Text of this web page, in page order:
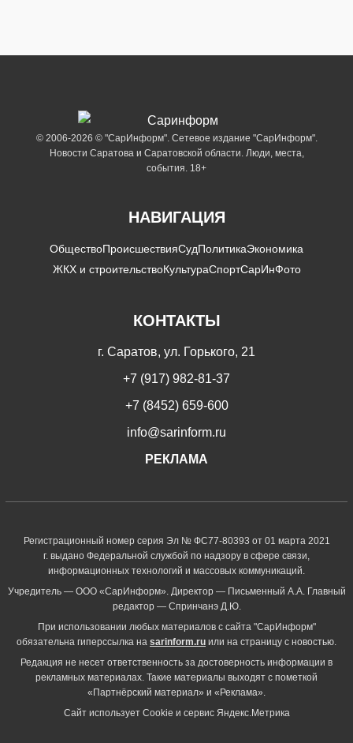
© 2006-2026 © "СарИнформ". Сетевое издание "СарИнформ".
Новости Саратова и Саратовской области. Люди, места,
события. 18+
НАВИГАЦИЯ
ОбществоПроисшествияСудПолитикаЭкономика
ЖКХ и строительствоКультураСпортСарИнФото
КОНТАКТЫ
г. Саратов, ул. Горького, 21
+7 (917) 982-81-37
+7 (8452) 659-600
info@sarinform.ru
РЕКЛАМА
Регистрационный номер серия Эл № ФС77-80393 от 01 марта 2021
г. выдано Федеральной службой по надзору в сфере связи,
информационных технологий и массовых коммуникаций.
Учредитель — ООО «СарИнформ». Директор — Письменный А.А. Главный
редактор — Спринчанэ Д.Ю.
При использовании любых материалов с сайта "СарИнформ"
обязательна гиперссылка на sarinform.ru или на страницу с новостью.
Редакция не несет ответственность за достоверность информации в
рекламных материалах. Такие материалы выходят с пометкой
«Партнёрский материал» и «Реклама».
Сайт использует Cookie и сервиc Яндекс.Метрика